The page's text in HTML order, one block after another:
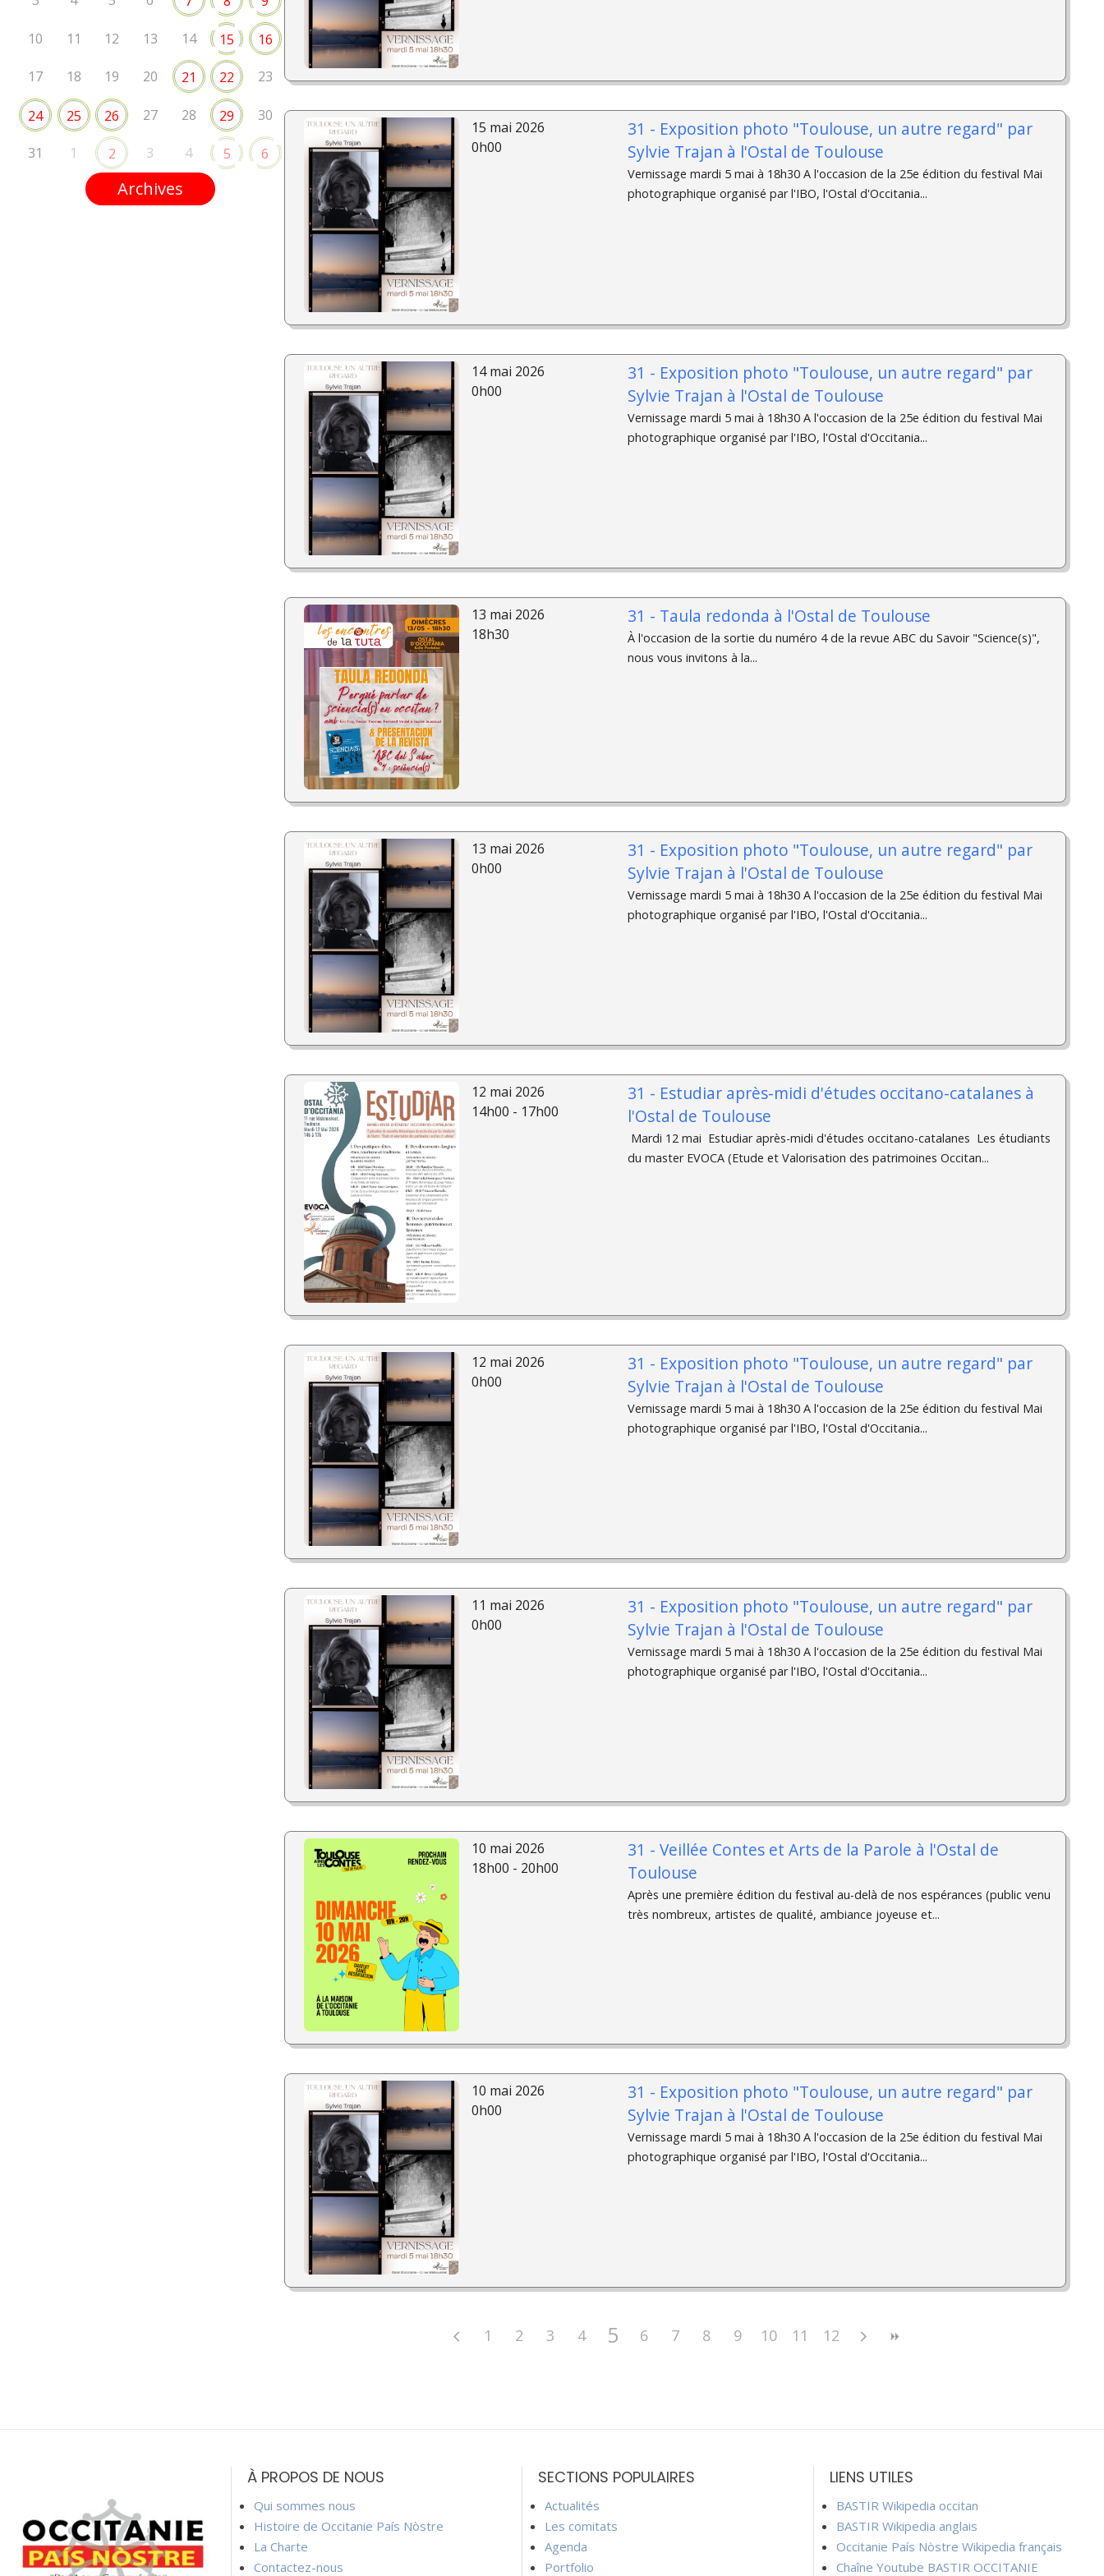
10 11 12 13 14 15 16
17 18 19 20 21 22 23
24 25 26 27 28 29 30
31 1 2 3 4 5 6
Archives
15 mai 2026
0h00
31 - Exposition photo "Toulouse, un autre regard" par
Sylvie Trajan à l'Ostal de Toulouse
Vernissage mardi 5 mai à 18h30 A l'occasion de la 25e édition du festival Mai
photographique organisé par l'IBO, l'Ostal d'Occitania...
14 mai 2026
0h00
31 - Exposition photo "Toulouse, un autre regard" par
Sylvie Trajan à l'Ostal de Toulouse
Vernissage mardi 5 mai à 18h30 A l'occasion de la 25e édition du festival Mai
photographique organisé par l'IBO, l'Ostal d'Occitania...
13 mai 2026
18h30
31 - Taula redonda à l'Ostal de Toulouse
À l'occasion de la sortie du numéro 4 de la revue ABC du Savoir "Science(s)",
nous vous invitons à la...
13 mai 2026
0h00
31 - Exposition photo "Toulouse, un autre regard" par
Sylvie Trajan à l'Ostal de Toulouse
Vernissage mardi 5 mai à 18h30 A l'occasion de la 25e édition du festival Mai
photographique organisé par l'IBO, l'Ostal d'Occitania...
12 mai 2026
14h00 - 17h00
31 - Estudiar après-midi d'études occitano-catalanes à
l'Ostal de Toulouse
­ Mardi 12 mai Estudiar après-midi d'études occitano-catalanes ­ Les étudiants
du master EVOCA (Etude et Valorisation des patrimoines Occitan...
12 mai 2026
0h00
31 - Exposition photo "Toulouse, un autre regard" par
Sylvie Trajan à l'Ostal de Toulouse
Vernissage mardi 5 mai à 18h30 A l'occasion de la 25e édition du festival Mai
photographique organisé par l'IBO, l'Ostal d'Occitania...
11 mai 2026
0h00
31 - Exposition photo "Toulouse, un autre regard" par
Sylvie Trajan à l'Ostal de Toulouse
Vernissage mardi 5 mai à 18h30 A l'occasion de la 25e édition du festival Mai
photographique organisé par l'IBO, l'Ostal d'Occitania...
10 mai 2026
18h00 - 20h00
31 - Veillée Contes et Arts de la Parole à l'Ostal de
Toulouse
Après une première édition du festival au-delà de nos espérances (public venu
très nombreux, artistes de qualité, ambiance joyeuse et...
10 mai 2026
0h00
31 - Exposition photo "Toulouse, un autre regard" par
Sylvie Trajan à l'Ostal de Toulouse
Vernissage mardi 5 mai à 18h30 A l'occasion de la 25e édition du festival Mai
photographique organisé par l'IBO, l'Ostal d'Occitania...
1 2 3 4 5 6 7 8 9 10 11 12
À PROPOS DE NOUS
Qui sommes nous
Histoire de Occitanie País Nòstre
La Charte
Contactez-nous
SECTIONS POPULAIRES
Actualités
Les comitats
Agenda
Portfolio
LIENS UTILES
BASTIR Wikipedia occitan
BASTIR Wikipedia anglais
Occitanie País Nòstre Wikipedia français
Chaîne Youtube BASTIR OCCITANIE